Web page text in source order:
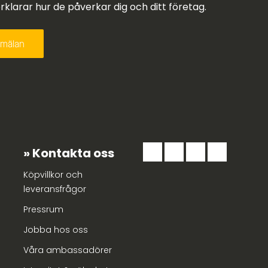
hur de påverkar dig och ditt företag.
Kontakta oss
Köpvillkor och
leveransfrågor
Pressrum
Jobba hos oss
Våra ambassadörer